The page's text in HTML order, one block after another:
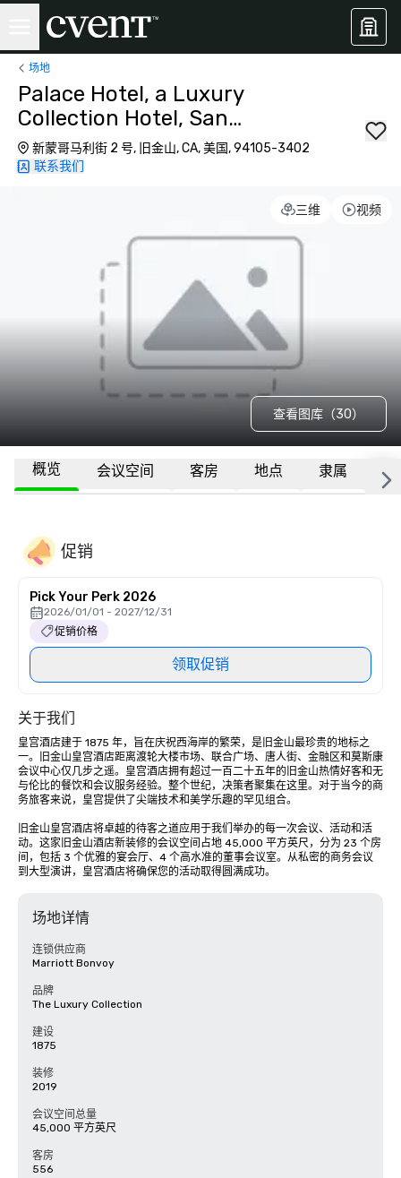
场地
Palace Hotel, a Luxury
Collection Hotel, San
Francisco
新蒙哥马利街 2 号, 旧金山, CA, 美国, 94105-3402
联系我们
三维 视频
查看图库（30）
概览 会议空间 客房 地点 隶属 更
促销
Pick Your Perk 2026
2026/01/01 - 2027/12/31
促销价格
领取促销
关于我们
皇宫酒店建于 1875 年，旨在庆祝西海岸的繁荣，是旧金山最珍贵的地标之
一。旧金山皇宫酒店距离渡轮大楼市场、联合广场、唐人街、金融区和莫斯康
会议中心仅几步之遥。皇宫酒店拥有超过一百二十五年的旧金山热情好客和无
与伦比的餐饮和会议服务经验。整个世纪，决策者聚集在这里。对于当今的商
务旅客来说，皇宫提供了尖端技术和美学乐趣的罕见组合。
旧金山皇宫酒店将卓越的待客之道应用于我们举办的每一次会议、活动和活
动。这家旧金山酒店新装修的会议空间占地 45,000 平方英尺，分为 23 个房
间，包括 3 个优雅的宴会厅、4 个高水准的董事会议室。从私密的商务会议
到大型演讲，皇宫酒店将确保您的活动取得圆满成功。
场地详情
连锁供应商
Marriott Bonvoy
品牌
The Luxury Collection
建设
1875
装修
2019
会议空间总量
45,000 平方英尺
客房
556